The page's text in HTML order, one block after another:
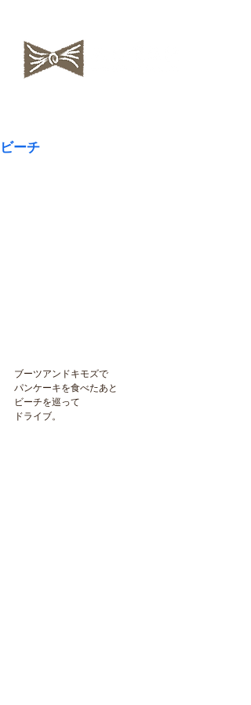
ビーチ
ブーツアンドキモズで
パンケーキを食べたあと
ビーチを巡って
ドライブ。